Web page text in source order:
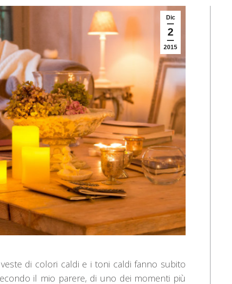
Dic
2
2015
di colori caldi e i toni caldi fanno subito
il mio parere, di uno dei momenti più